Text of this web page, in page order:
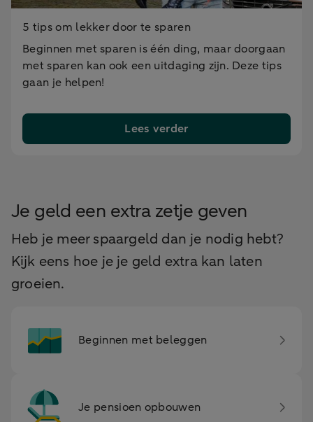
5 tips om lekker door te sparen
Beginnen met sparen is één ding, maar doorgaan
met sparen kan ook een uitdaging zijn. Deze tips
gaan je helpen!
Lees verder
Je geld een extra zetje geven
Heb je meer spaargeld dan je nodig hebt?
Kijk eens hoe je je geld extra kan laten
groeien.
Beginnen met beleggen
Je pensioen opbouwen